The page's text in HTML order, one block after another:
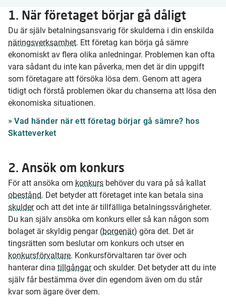
1. När företaget börjar gå dåligt
Du är själv betalningsansvarig för skulderna i din enskilda
näringsverksamhet. Ett företag kan börja gå sämre
ekonomiskt av flera olika anledningar. Problemen kan ofta
vara sådant du inte kan påverka, men det är din uppgift
som företagare att försöka lösa dem. Genom att agera
tidigt och förstå problemen ökar du chanserna att lösa den
ekonomiska situationen.
Vad händer när ett företag börjar gå sämre? hos
Skatteverket
2. Ansök om konkurs
För att ansöka om konkurs behöver du vara på så kallat
obestånd. Det betyder att företaget inte kan betala sina
skulderoch att det inte är tillfälliga betalningssvårigheter.
Du kan själv ansöka om konkurs eller så kan någon som
bolaget är skyldig pengar (borgenär) göra det. Det är
tingsrätten som beslutar om konkurs och utser en
konkursförvaltare. Konkursförvaltaren tar över och
hanterar dina tillgångaroch skulder. Det betyder att du inte
själv får bestämma över din egendom även om du står
kvar som ägare över dem.